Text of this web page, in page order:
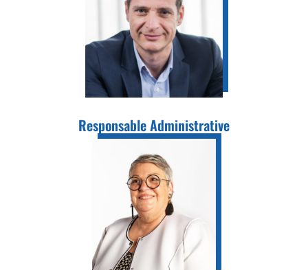
Responsable Administrative